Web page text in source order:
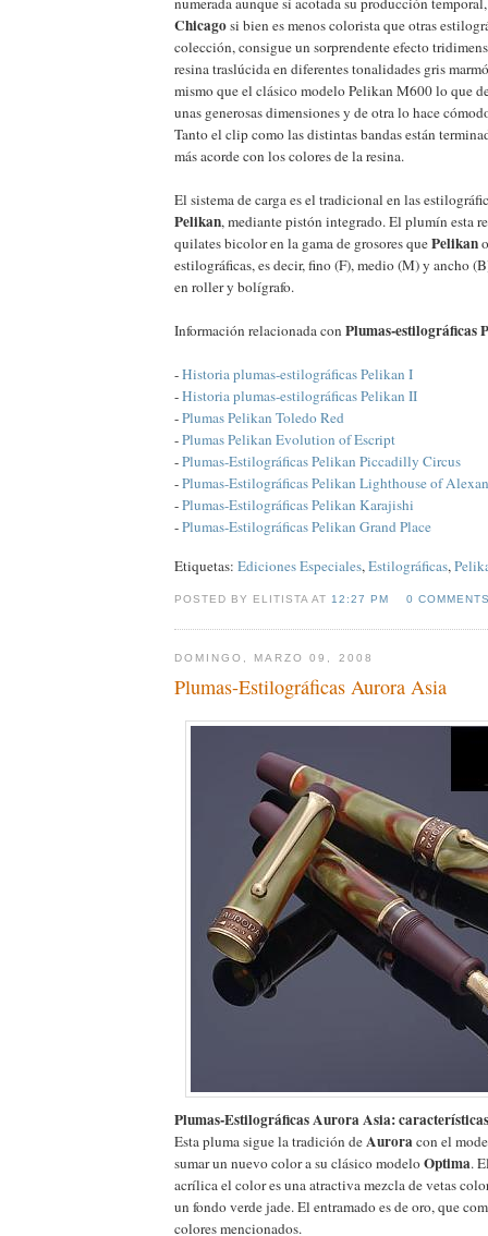
Chicagosi bien es menos colorista que otras
colección, consigue un sorprendente efecto
resina traslúcida en diferentes tonalidades gris
mismo que el clásico modelo Pelikan M600 lo que
unas generosas dimensiones y de otra lo hace
Tanto el clip como las distintas bandas están
más acorde con los colores de la resina.
El sistema de carga es el tradicional en las
Pelikan, mediante pistón integrado. El plumín esta
quilates bicolor en la gama de grosores quePelikan
estilográficas, es decir, fino (F), medio (M) y ancho
en roller y bolígrafo.
Información relacionada con Plumas-estilográficas
-Historia plumas-estilográficas Pelikan I
-Historia plumas-estilográficas Pelikan II
-Plumas Pelikan Toledo Red
-Plumas Pelikan Evolution of Escript
-Plumas-Estilográficas Pelikan Piccadilly Circus
-Plumas-Estilográficas Pelikan Lighthouse of
-Plumas-Estilográficas Pelikan Karajishi
-Plumas-Estilográficas Pelikan Grand Place
Etiquetas: Ediciones Especiales,Estilográficas,
POSTED BY ELITISTA AT12:27 PM 0
DOMINGO, MARZO 09, 2008
Plumas-Estilográficas Aurora Asia
Plumas-Estilográficas Aurora Asia: características
Esta pluma sigue la tradición deAuroracon el
sumar un nuevo color a su clásico modeloOptima.
acrílica el color es una atractiva mezcla de vetas
un fondo verde jade. El entramado es de oro, que
colores mencionados.